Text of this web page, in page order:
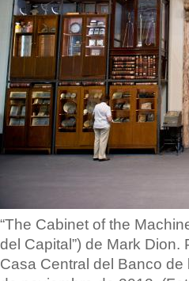
“The Cabinet of the
del Capital”) de Mark Dion.
Casa Central del Banco